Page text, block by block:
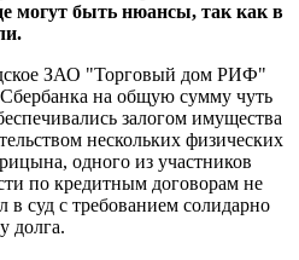
могут быть нюансы, так как в
ЗАО "Торговый дом РИФ"
Сбербанка на общую сумму чуть
залогом имущества
нескольких физических
одного из участников
по кредитным договорам не
суд с требованием солидарно
долга.